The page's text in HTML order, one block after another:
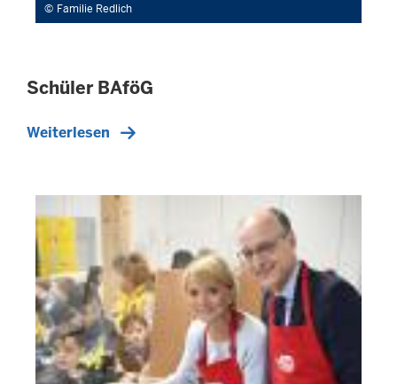
Familie Redlich
Schüler BAföG
Weiterlesen